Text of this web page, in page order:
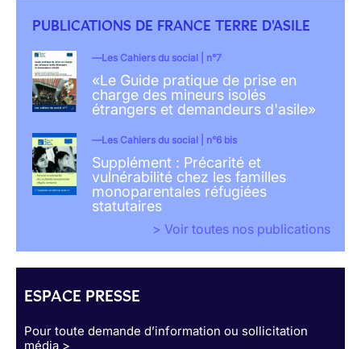
PUBLICATIONS DE FRANCE TERRE D'ASILE
Les Cahiers du social | n°7
«Le Guide pratique de prise en
charge des mineurs isolés
étrangers et demandeurs d'asile»
Les Cahiers du social | n°6 bis
Supplément : Précarité et
vulnérabilité chez les familles
monoparentales réfugiées
statutaires
> Voir toutes nos publications
ESPACE PRESSE
Pour toute demande d’information ou sollicitation
média >